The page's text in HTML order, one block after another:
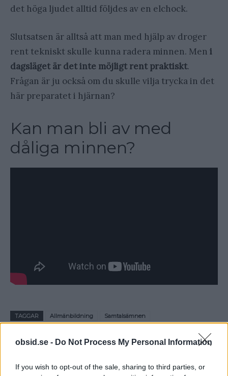
obsid.se - Do Not Process My Personal Information
If you wish to opt-out of the sale, sharing to third parties, or
det höga ljudet alltid följdes av en elchock.
Slutsatsen är alltså att man med hjälp av droger
rent tekniskt skulle kunna radera minnen. Men i
dagsläget är det inte möjligt rent praktiskt.
Frågan är ju också om du skulle vilja trycka in det
här preparatet i hjärnan?
Kan man bli av med
dåliga minnen?
TAGGAR Allmänbildning Samtalsämnen